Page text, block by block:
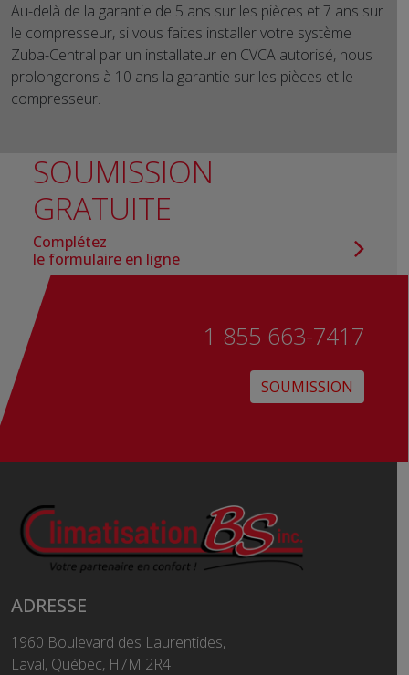
Au-delà de la garantie de 5 ans sur les pièces et 7 ans sur
le compresseur, si vous faites installer votre système
Zuba-Central par un installateur en CVCA autorisé, nous
prolongerons à 10 ans la garantie sur les pièces et le
compresseur.
SOUMISSION
GRATUITE
Complétez
le formulaire en ligne
1 855 663-7417
SOUMISSION
ADRESSE
1960 Boulevard des Laurentides,
Laval, Québec, H7M 2R4